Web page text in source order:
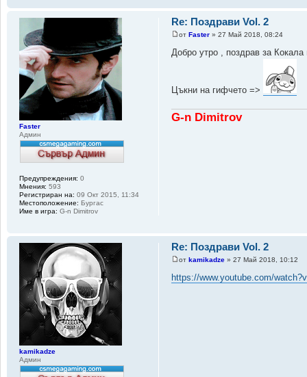
Re: Поздрави Vol. 2
от Faster » 27 Май 2018, 08:24
Добро утро , поздрав за
Цъкни на гифчето =>
G-n Dimitrov
Faster
Админ
Предупреждения: 0
Мнения: 593
Регистриран на: 09 Окт 2015, 11:34
Местоположение: Бургас
Име в игра: G-n Dimitrov
Re: Поздрави Vol. 2
от kamikadze » 27 Май 2018, 10:12
https://www.youtube.com/
kamikadze
Админ